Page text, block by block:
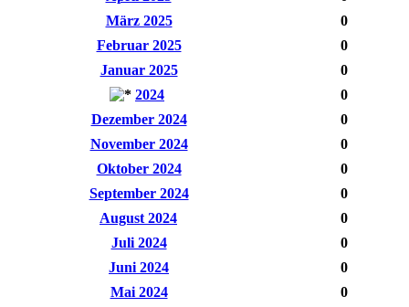
März 2025
0
Februar 2025
0
Januar 2025
0
2024
0
Dezember 2024
0
November 2024
0
Oktober 2024
0
September 2024
0
August 2024
0
Juli 2024
0
Juni 2024
0
Mai 2024
0